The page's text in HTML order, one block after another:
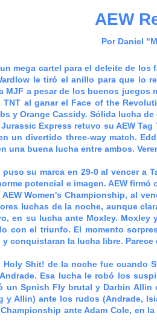
AEW
Por Daniel
mega cartel para el deleite de los
le tiró el anillo para que lo
MJF a pesar de los buenos juegos
TNT al ganar el Face of the
y Orange Cassidy. Sólida lucha
Express retuvo su AEW
un divertido three-way match.
una buena lucha entre ambos.
su marca en 29-0 al vencer a
potencial e imagen. AEW
Women's Championship, al
luchas de la noche, aunque
en su lucha ante Moxley.
con el triunfo. El momento
y conquistaran la lucha libre.
Shit! de la noche fue cuando
Esa lucha le robó los
un Spnish Fly brutal y Darbin
y Allin) ante los rudos (Andrade,
ante Adam Cole, en